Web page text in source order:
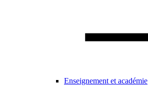
Enseignement et académie